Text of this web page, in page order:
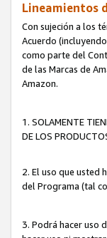
Lineamientos
Con sujeción a los
Acuerdo
como parte del
de las Marcas de
Amazon.
1. SOLAMENTE
DE LOS
2. El uso que usted
del Programa (tal
3. Podrá hacer uso